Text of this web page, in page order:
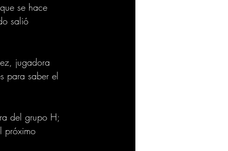
se hace
salió
jugadora
para saber el
del grupo H;
próximo